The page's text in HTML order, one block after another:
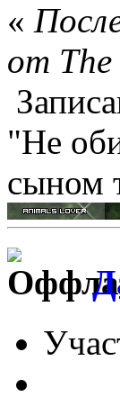
«
от The
"Не
сыном